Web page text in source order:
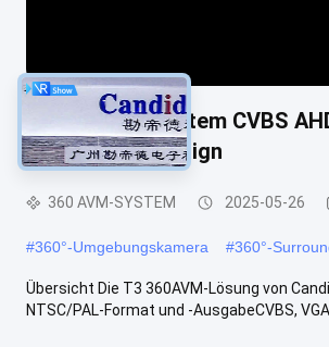
T3 360 AVM System CVBS
kompatibles Design
360 AVM-SYSTEM 2025-05-26
#360°-Umgebungskamera #360°-
Übersicht Die T3 360AVM-Lösung von
NTSC/PAL-Format und -AusgabeCVBS,